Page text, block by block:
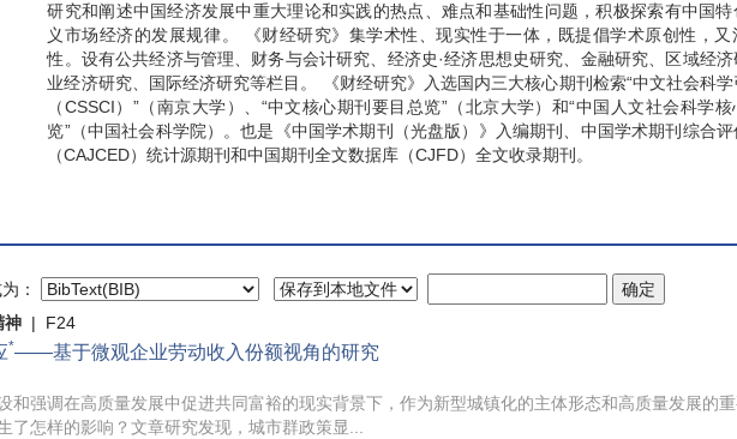
研究和阐述中国经济发展中重大理论和实践的热点、难点和基础性问题，积极探索有中国特
义市场经济的发展规律。 《财经研究》集学术性、现实性于一体，既提倡学术原创性，又
性。设有公共经济与管理、财务与会计研究、经济史·经济思想史研究、金融研究、区域经
业经济研究、国际经济研究等栏目。 《财经研究》入选国内三大核心期刊检索“中文社会科学
（CSSCI）”（南京大学）、“中文核心期刊要目总览”（北京大学）和“中国人文社会科学
览”（中国社会科学院）。也是《中国学术期刊（光盘版）》入编期刊、中国学术期刊综合
（CAJCED）统计源期刊和中国期刊全文数据库（CJFD）全文收录期刊。
：
神 | F24
*——基于微观企业劳动收入份额视角的研究
和强调在高质量发展中促进共同富裕的现实背景下，作为新型城镇化的主体形态和高质量发展的
了怎样的影响？文章研究发现，城市群政策显...